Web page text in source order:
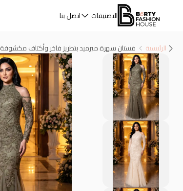
التصنيفات اتصل بنا
الرئيسية فستان سهرة ميرميد بتطريز فاخر وأكتاف مكشوفة